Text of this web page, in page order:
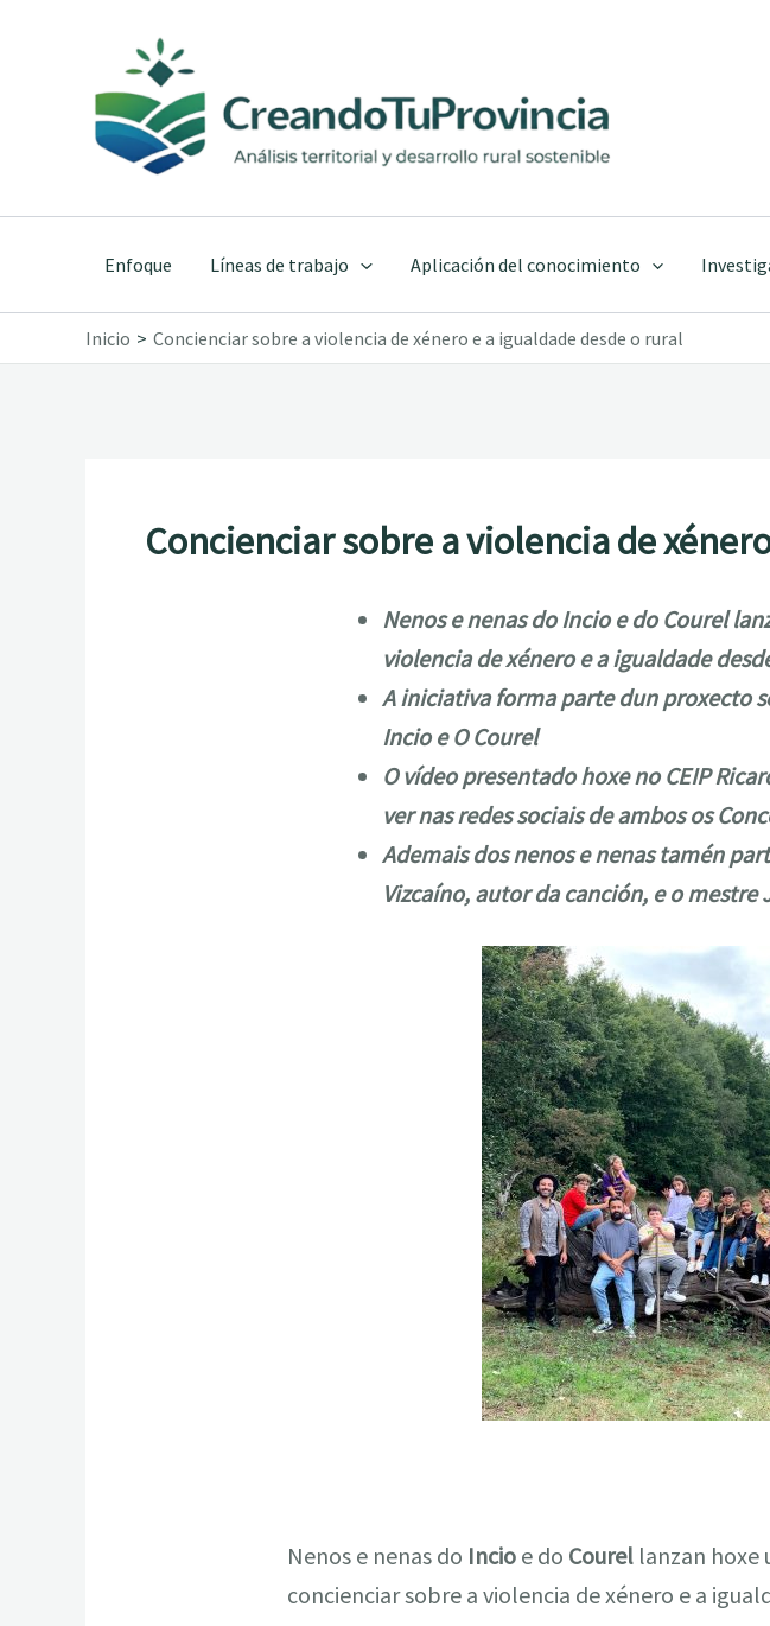
contenido
Enfoque Líneas de trabajo Aplicación del conocimiento
Inicio Concienciar sobre a violencia de xénero e a igualdade desde o rural
Concienciar sobre a violencia de
Nenos e nenas do Incio e do Courel
violencia de xénero e a igualdade
A iniciativa forma parte dun proxecto
Incio e O Courel
O vídeo presentado hoxe no CEIP
ver nas redes sociais de ambos os
Ademais dos nenos e nenas tamén
Vizcaíno, autor da canción, e o mestre
Nenos e nenas do Incio e do Courel lanzan hoxe
concienciar sobre a violencia de xénero e a